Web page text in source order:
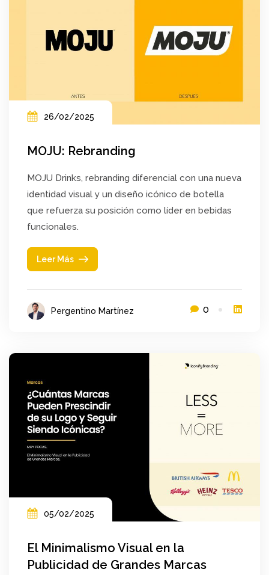
26/02/2025
MOJU: Rebranding
MOJU Drinks, rebranding diferencial con una nueva
identidad visual y un diseño icónico de botella
que refuerza su posición como líder en bebidas
funcionales.
Leer Más
Pergentino Martínez 0
05/02/2025
El Minimalismo Visual en la
Publicidad de Grandes Marcas